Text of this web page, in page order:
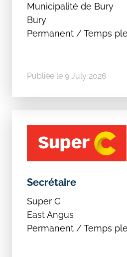
Municipalité de Bury
Bury
Permanent / Temps
Publiée le 9 July 2026
Secrétaire
Super C
East Angus
Permanent / Temps